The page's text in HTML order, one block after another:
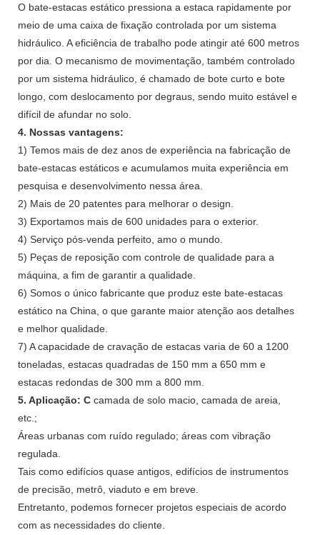
O bate-estacas estático pressiona a estaca rapidamente por
meio de uma caixa de fixação controlada por um sistema
hidráulico. A eficiência de trabalho pode atingir até 600 metros
por dia. O mecanismo de movimentação, também controlado
por um sistema hidráulico, é chamado de bote curto e bote
longo, com deslocamento por degraus, sendo muito estável e
difícil de afundar no solo.
4. Nossas vantagens:
1) Temos mais de dez anos de experiência na fabricação de
bate-estacas estáticos e acumulamos muita experiência em
pesquisa e desenvolvimento nessa área.
2) Mais de 20 patentes para melhorar o design.
3) Exportamos mais de 600 unidades para o exterior.
4) Serviço pós-venda perfeito, amo o mundo.
5) Peças de reposição com controle de qualidade para a
máquina, a fim de garantir a qualidade.
6) Somos o único fabricante que produz este bate-estacas
estático na China, o que garante maior atenção aos detalhes
e melhor qualidade.
7) A capacidade de cravação de estacas varia de 60 a 1200
toneladas, estacas quadradas de 150 mm a 650 mm e
estacas redondas de 300 mm a 800 mm.
5. Aplicação: C camada de solo macio, camada de areia,
etc.;
Áreas urbanas com ruído regulado; áreas com vibração
regulada.
Tais como edifícios quase antigos, edifícios de instrumentos
de precisão, metrô, viaduto e em breve.
Entretanto, podemos fornecer projetos especiais de acordo
com as necessidades do cliente.